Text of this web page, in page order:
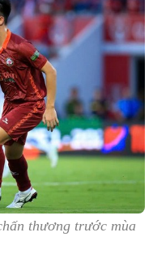
thương trước mùa